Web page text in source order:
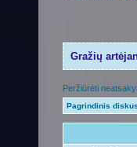
Gražių
Peržiūrėti
Pagrindinis